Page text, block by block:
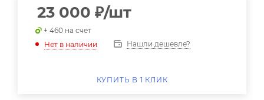
23 000 ₽/шт
+ 460 на счет
Нет в наличии
Нашли дешевле?
КУПИТЬ В 1 КЛИК